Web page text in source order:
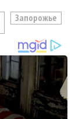
Запорожье